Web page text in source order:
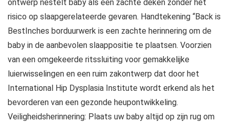
ontwerp nestelt baby als een zachte deken zonder het
risico op slaapgerelateerde gevaren. Handtekening “Back is
BestInches borduurwerk is een zachte herinnering om de
baby in de aanbevolen slaappositie te plaatsen. Voorzien
van een omgekeerde ritssluiting voor gemakkelijke
luierwisselingen en een ruim zakontwerp dat door het
International Hip Dysplasia Institute wordt erkend als het
bevorderen van een gezonde heupontwikkeling.
Veiligheidsherinnering: Plaats uw baby altijd op zijn rug om